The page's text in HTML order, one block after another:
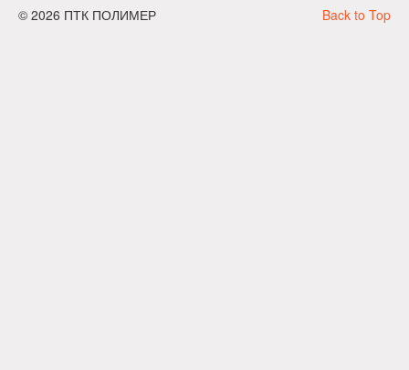
Back to Top
© 2026 ПТК ПОЛИМЕР